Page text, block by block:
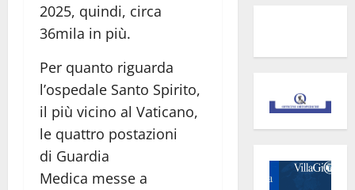
2025, quindi, circa
36mila in più.
Per quanto riguarda
l’ospedale Santo Spirito,
il più vicino al Vaticano,
le quattro postazioni
di Guardia
Medica messe a